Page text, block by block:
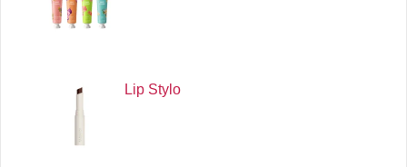
Lip Stylo